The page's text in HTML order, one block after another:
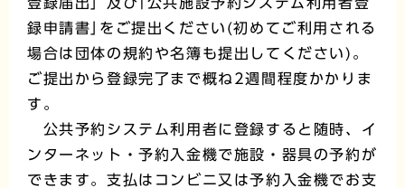
録申請書｣をご提出ください(初めてご利用される
場合は団体の規約や名簿も提出してください)。
ご提出から登録完了まで概ね2週間程度かかりま
す。
公共予約システム利用者に登録すると随時、イ
ンターネット・予約入金機で施設・器具の予約が
できます。支払はコンビニ又は予約入金機でお支